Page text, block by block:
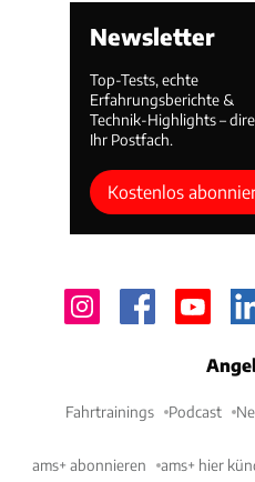
Newsletter
Top-Tests, echte
Erfahrungsberichte &
Technik-Highlights –
Ihr Postfach.
Kostenlos
Fahrtrainings Podcast
ams+ abonnieren ams+ hier